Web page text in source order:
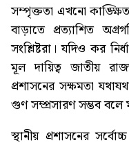
সম্পৃক্ততা এখনো
বাড়াতে প্রত্যাশিত
সংশ্লিষ্টরা। যদিও কর
মূল দায়িত্ব জাতীয়
প্রশাসনের সক্ষমতা
গুণ সম্প্রসারণ সম্ভব বলে
স্থানীয় প্রশাসনের